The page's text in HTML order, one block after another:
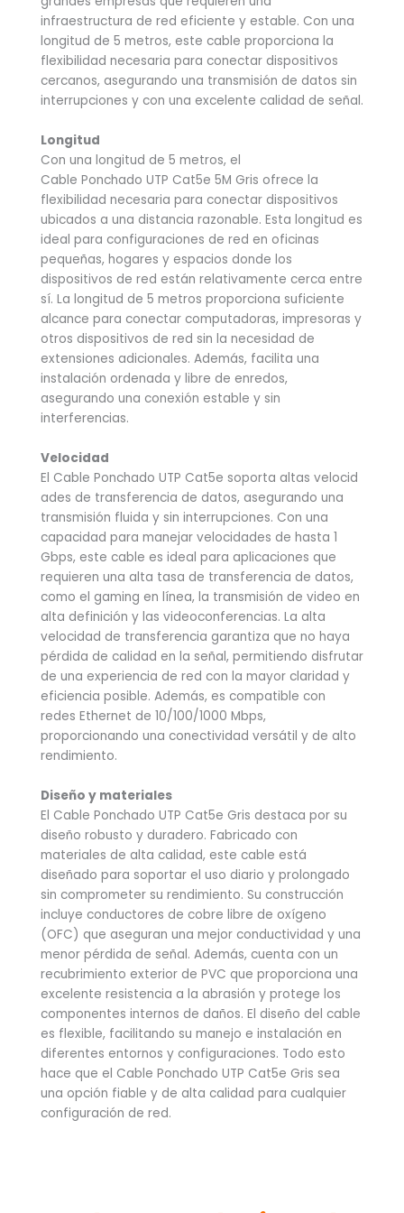
infraestructura de red eficiente y estable. Con una
longitud de 5 metros, este cable proporciona la
flexibilidad necesaria para conectar dispositivos
cercanos, asegurando una transmisión de datos sin
interrupciones y con una excelente calidad de señal.
Longitud
Con una longitud de 5 metros, el
Cable Ponchado UTP Cat5e 5M Gris ofrece la
flexibilidad necesaria para conectar dispositivos
ubicados a una distancia razonable. Esta longitud es
ideal para configuraciones de red en oficinas
pequeñas, hogares y espacios donde los
dispositivos de red están relativamente cerca entre
sí. La longitud de 5 metros proporciona suficiente
alcance para conectar computadoras, impresoras y
otros dispositivos de red sin la necesidad de
extensiones adicionales. Además, facilita una
instalación ordenada y libre de enredos,
asegurando una conexión estable y sin
interferencias.
Velocidad
El Cable Ponchado UTP Cat5e soporta altas velocid
ades de transferencia de datos, asegurando una
transmisión fluida y sin interrupciones. Con una
capacidad para manejar velocidades de hasta 1
Gbps, este cable es ideal para aplicaciones que
requieren una alta tasa de transferencia de datos,
como el gaming en línea, la transmisión de video en
alta definición y las videoconferencias. La alta
velocidad de transferencia garantiza que no haya
pérdida de calidad en la señal, permitiendo disfrutar
de una experiencia de red con la mayor claridad y
eficiencia posible. Además, es compatible con
redes Ethernet de 10/100/1000 Mbps,
proporcionando una conectividad versátil y de alto
rendimiento.
Diseño y materiales
El Cable Ponchado UTP Cat5e Gris destaca por su
diseño robusto y duradero. Fabricado con
materiales de alta calidad, este cable está
diseñado para soportar el uso diario y prolongado
sin comprometer su rendimiento. Su construcción
incluye conductores de cobre libre de oxígeno
(OFC) que aseguran una mejor conductividad y una
menor pérdida de señal. Además, cuenta con un
recubrimiento exterior de PVC que proporciona una
excelente resistencia a la abrasión y protege los
componentes internos de daños. El diseño del cable
es flexible, facilitando su manejo e instalación en
diferentes entornos y configuraciones. Todo esto
hace que el Cable Ponchado UTP Cat5e Gris sea
una opción fiable y de alta calidad para cualquier
configuración de red.